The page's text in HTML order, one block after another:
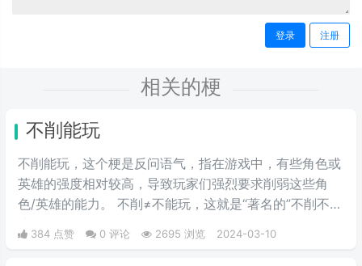
登录 注册
相关的梗
不削能玩
不削能玩，这个梗是反问语气，指在游戏中，有些角色或
英雄的强度相对较高，导致玩家们强烈要求削弱这些角
色/英雄的能力。 不削≠不能玩，这就是“著名的”不削不等
384 点赞 0 评论 2695 浏览 2024-03-10